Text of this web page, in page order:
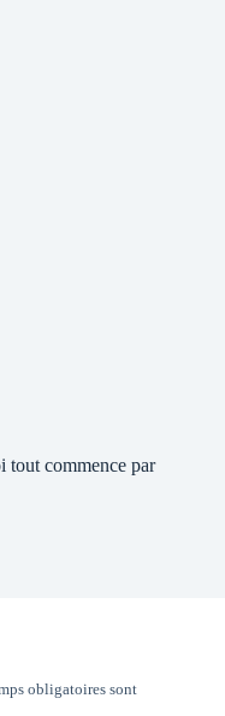
tout commence par
obligatoires sont